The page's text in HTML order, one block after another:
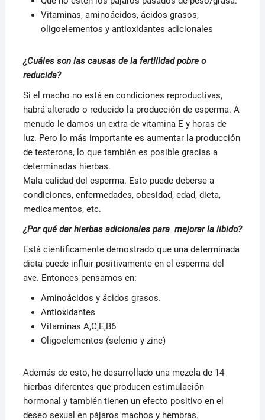
Vitaminas, aminoácidos, ácidos grasos,
oligoelementos y antioxidantes adicionales
¿Cuáles son las causas de la fertilidad pobre o
reducida?
Si el macho no está en condiciones reproductivas,
habrá alterado o reducido la producción de esperma. A
menudo le damos un extra de vitamina E y horas de
luz. Pero lo más importante es aumentar la producción
de testerona, lo que también es posible gracias a
determinadas hierbas.
Mala calidad del esperma. Esto puede deberse a
condiciones, enfermedades, obesidad, edad, dieta,
medicamentos, etc.
¿Por qué dar hierbas adicionales para mejorar la libido?
Está científicamente demostrado que una determinada
dieta puede influir positivamente en el esperma del
ave. Entonces pensamos en:
Aminoácidos y ácidos grasos.
Antioxidantes
Vitaminas A,C,E,B6
Oligoelementos (selenio y zinc)
Además de esto, he desarrollado una mezcla de 14
hierbas diferentes que producen estimulación
hormonal y también tienen un efecto positivo en el
deseo sexual en pájaros machos y hembras.